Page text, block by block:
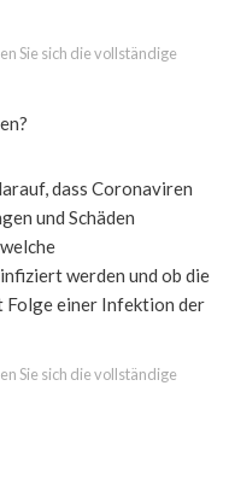
Sie sich die vollständige
dass Coronaviren
und Schäden
werden und ob die
Folge einer Infektion der
Sie sich die vollständige